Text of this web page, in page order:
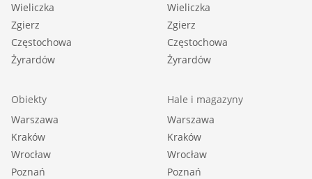
Wieliczka
Zgierz
Częstochowa
Żyrardów
Wieliczka
Zgierz
Częstochowa
Żyrardów
Obiekty
Warszawa
Kraków
Wrocław
Poznań
Hale i magazyny
Warszawa
Kraków
Wrocław
Poznań